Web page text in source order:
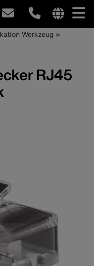
site
Werkzeug
RJ45